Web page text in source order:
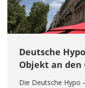
Deutsche
Objekt an den
Die Deutsche Hypo